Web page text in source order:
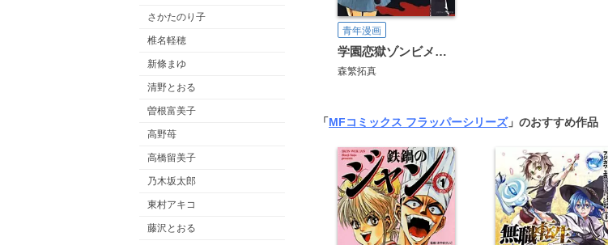
さかたのり子
椎名軽穂
新條まゆ
清野とおる
曽根富美子
高野苺
高橋留美子
乃木坂太郎
東村アキコ
藤沢とおる
青年漫画
学園恋獄ゾンビメイト
森繁拓真
「MFコミックス フラッパーシリーズ」のおすすめ作品